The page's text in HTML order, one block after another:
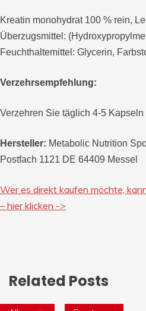
Kreatin monohydrat 100 % rein,
Überzugsmittel:
Feuchthaltemittel: Glycerin,
Verzehrsempfehlung:
Verzehren Sie täglich 4-5 Kapseln
Hersteller: Metabolic Nutrition
Postfach 1121 DE 64409 Messel
Wer es direkt kaufen möchte,
– hier klicken ->
Related Posts